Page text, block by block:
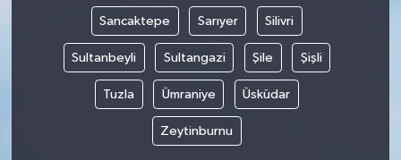
Sancaktepe Sarıyer Silivri
Sultanbeyli Sultangazi Şile Şişli
Tuzla Ümraniye Üsküdar
Zeytinburnu